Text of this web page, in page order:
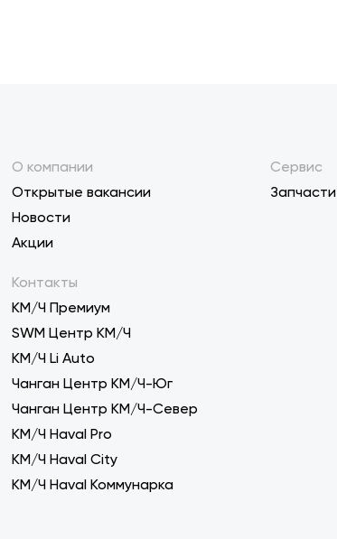
О компании
Открытые вакансии
Новости
Акции
Контакты
КМ/Ч Премиум
SWM Центр КМ/Ч
KM/Ч Li Auto
Чанган Центр КМ/Ч-Юг
Чанган Центр КМ/Ч-Север
КМ/Ч Haval Pro
КМ/Ч Haval City
КМ/Ч Haval Коммунарка
Сервис
Запчасти